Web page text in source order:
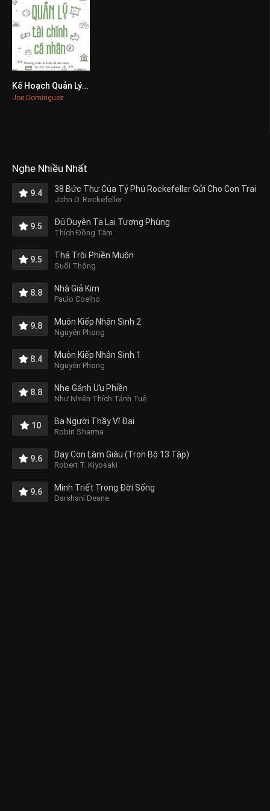
0Kế Hoạch Quản Lý Tài Chính Cá Nhân
Joe Dominguez
Nghe Nhiều Nhất
9.4 38 Bức Thư Của Tỷ Phú Rockefeller Gửi Cho Con Trai
John D. Rockefeller
9.5 Đủ Duyên Ta Lại Tương Phùng
Thích Đồng Tâm
9.5 Thả Trôi Phiền Muộn
Suối Thông
8.8 Nhà Giả Kim
Paulo Coelho
9.8 Muôn Kiếp Nhân Sinh 2
Nguyên Phong
8.4 Muôn Kiếp Nhân Sinh 1
Nguyên Phong
8.8 Nhẹ Gánh Ưu Phiền
Như Nhiên Thích Tánh Tuệ
10 Ba Người Thầy Vĩ Đại
Robin Sharma
9.6 Dạy Con Làm Giàu (Trọn Bộ 13 Tập)
Robert T. Kiyosaki
9.6 Minh Triết Trong Đời Sống
Darshani Deane